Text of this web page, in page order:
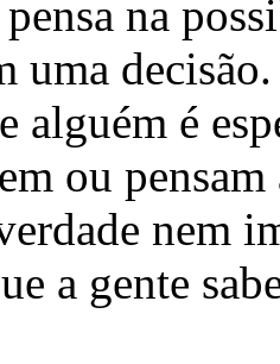
na
uma decisão.
alguém é
ou
nem
a gente